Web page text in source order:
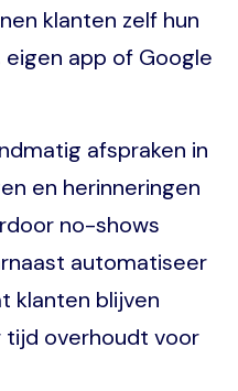
klanten zelf hun
app of Google
afspraken in
en herinneringen
no-shows
automatiseer
klanten blijven
overhoudt voor